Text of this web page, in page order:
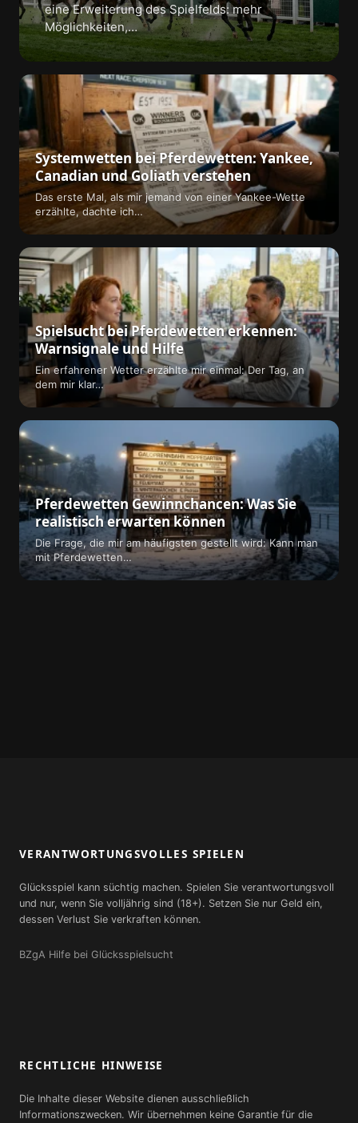
eine Erweiterung des Spielfelds: mehr
Möglichkeiten,…
Systemwetten bei Pferdewetten: Yankee,
Canadian und Goliath verstehen
Das erste Mal, als mir jemand von einer Yankee-Wette
erzählte, dachte ich…
Spielsucht bei Pferdewetten erkennen:
Warnsignale und Hilfe
Ein erfahrener Wetter erzählte mir einmal: Der Tag, an
dem mir klar…
Pferdewetten Gewinnchancen: Was Sie
realistisch erwarten können
Die Frage, die mir am häufigsten gestellt wird: Kann man
mit Pferdewetten…
VERANTWORTUNGSVOLLES SPIELEN
Glücksspiel kann süchtig machen. Spielen Sie verantwortungsvoll
und nur, wenn Sie volljährig sind (18+). Setzen Sie nur Geld ein,
dessen Verlust Sie verkraften können.
BZgA Hilfe bei Glücksspielsucht
RECHTLICHE HINWEISE
Die Inhalte dieser Website dienen ausschließlich
Informationszwecken. Wir übernehmen keine Garantie für die